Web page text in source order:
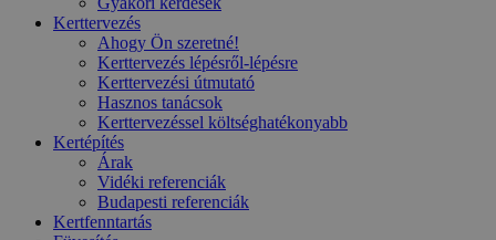
Kerttervezés
Ahogy Ön szeretné!
Kerttervezés lépésről-lépésre
Kerttervezési útmutató
Hasznos tanácsok
Kerttervezéssel költséghatékonyabb
Kertépítés
Árak
Vidéki referenciák
Budapesti referenciák
Kertfenntartás